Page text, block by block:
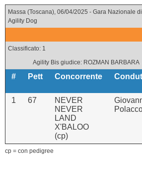
Massa (Toscana), 06/04/2025 - Gara Nazionale di
Agility Dog
Classificato: 1
Agility Bis giudice: ROZMAN BARBARA
# Pett Concorrente
1 67
NEVER
NEVER
LAND
X'BALOO
(cp)
cp = con pedigree